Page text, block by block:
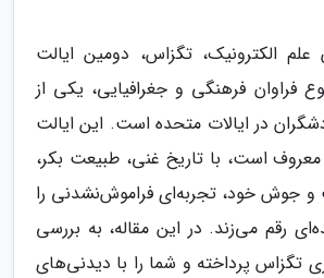
الکترونیک، تگزاس، دومین ایالت
فراوان فرهنگی و جغرافیایی، یکی از
در ایالات متحده است. این ایالت
معروف است، با تاریخ غنی، طبیعت بکر،
جوش خود، تجربه‌ای فراموش‌نشدنی را
رقم می‌زند. در این مقاله، به بررسی
تگزاس پرداخته و شما را با دیدنی‌های